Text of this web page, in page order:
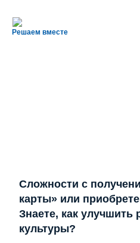
Решаем вместе
Сложности с
карты» или
Знаете, как улучшить
культуры?